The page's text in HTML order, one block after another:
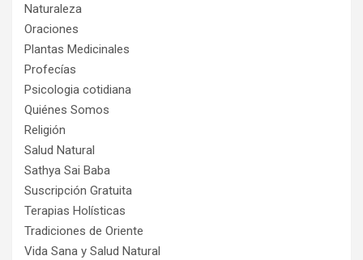
Naturaleza
Oraciones
Plantas Medicinales
Profecías
Psicologia cotidiana
Quiénes Somos
Religión
Salud Natural
Sathya Sai Baba
Suscripción Gratuita
Terapias Holísticas
Tradiciones de Oriente
Vida Sana y Salud Natural